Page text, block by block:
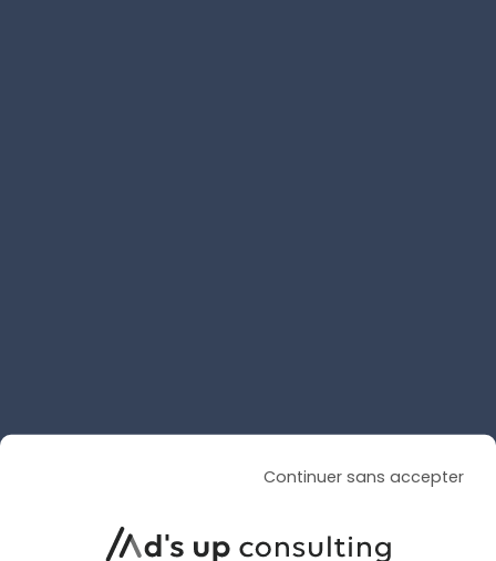
Continuer sans accepter